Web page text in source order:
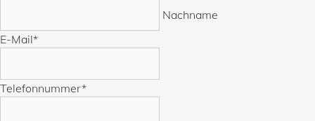
Nachname
E-Mail*
Telefonnummer*